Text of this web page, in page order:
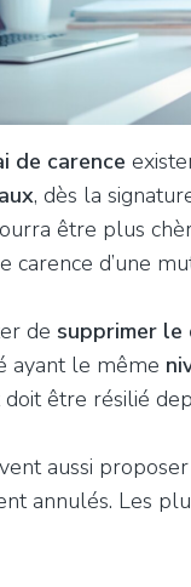
de carence
, dès la
être plus
carence d’une
de supprimer le
ayant le même
être résilié
aussi
annulés. Les